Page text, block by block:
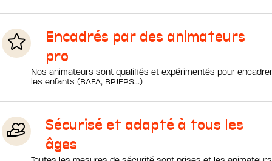
Encadrés par des animateurs
pro
Nos animateurs sont qualifiés et expérimentés pour encadrer
les enfants (BAFA, BPJEPS...)
Sécurisé et adapté à tous les
âges